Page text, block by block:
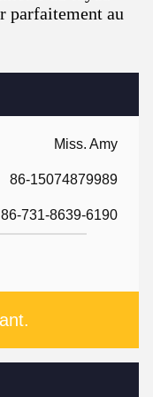
Miss. Amy
86-15074879989
86-731-8639-6190
parfaitement au